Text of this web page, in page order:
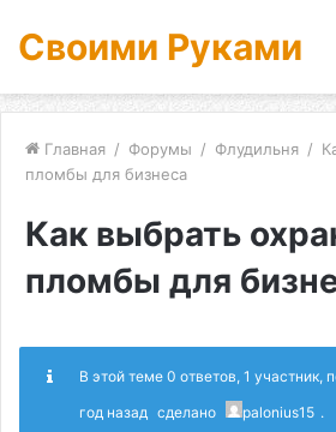
Своими Руками
Главная / Форумы / Флудильня /
пломбы для бизнеса
Как выбрать
пломбы для
В этой теме 0 ответов, 1 участник,
год назад сделано palonius15 .